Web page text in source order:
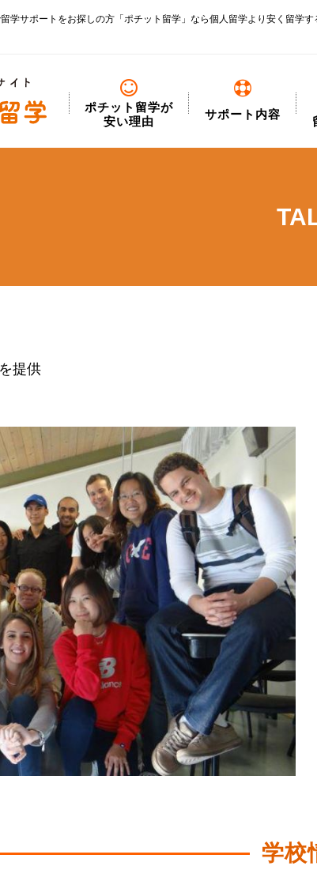
学サポートをお探しの方「ポチット留学」なら個人留学より安く留学す
ポチット留学が
安い理由
サポート内容
提供
学校